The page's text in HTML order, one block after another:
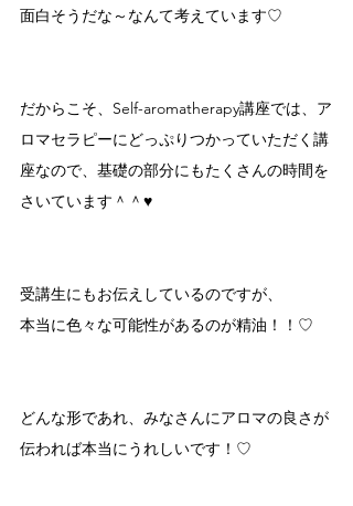
面白そうだな～なんて考えています♡
だからこそ、Self-aromatherapy講座では、ア
ロマセラピーにどっぷりつかっていただく講
座なので、基礎の部分にもたくさんの時間を
さいています＾＾♥
受講生にもお伝えしているのですが、
本当に色々な可能性があるのが精油！！♡
どんな形であれ、みなさんにアロマの良さが
伝われば本当にうれしいです！♡